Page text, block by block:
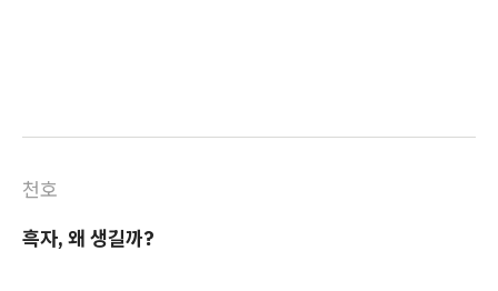
천호
흑자, 왜 생길까?